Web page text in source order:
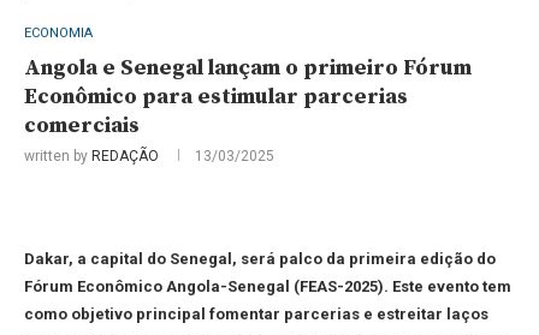
ECONOMIA
Angola e Senegal lançam o primeiro Fórum
Econômico para estimular parcerias
comerciais
written by REDAÇÃO 13/03/2025
Dakar, a capital do Senegal, será palco da primeira edição do
Fórum Econômico Angola-Senegal (FEAS-2025). Este evento tem
como objetivo principal fomentar parcerias e estreitar laços